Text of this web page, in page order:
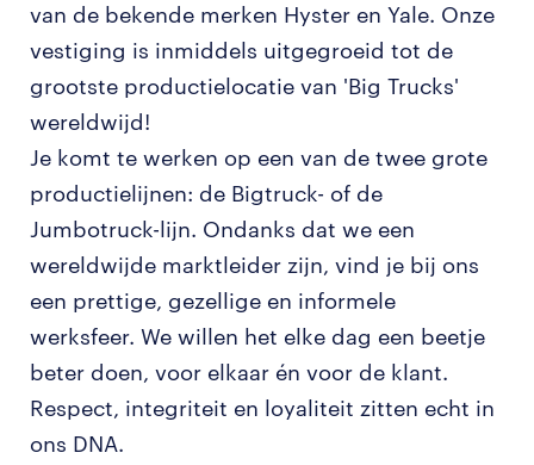
van de bekende merken Hyster en Yale. Onze
vestiging is inmiddels uitgegroeid tot de
grootste productielocatie van 'Big Trucks'
wereldwijd!
Je komt te werken op een van de twee grote
productielijnen: de Bigtruck- of de
Jumbotruck-lijn. Ondanks dat we een
wereldwijde marktleider zijn, vind je bij ons
een prettige, gezellige en informele
werksfeer. We willen het elke dag een beetje
beter doen, voor elkaar én voor de klant.
Respect, integriteit en loyaliteit zitten echt in
ons DNA.